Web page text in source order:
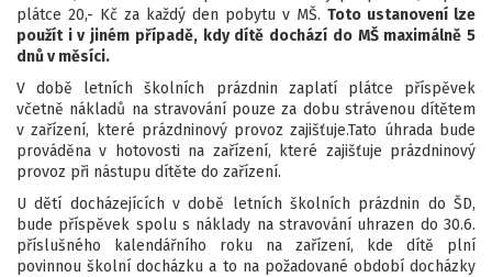
plátce 20,- Kč za každý den pobytu v MŠ. Toto ustanovení lze
použít i v jiném případě, kdy dítě dochází do MŠ maximálně 5
dnů v měsíci.
V době letních školních prázdnin zaplatí plátce příspěvek
včetně nákladů na stravování pouze za dobu strávenou dítětem
v zařízení, které prázdninový provoz zajišťuje.Tato úhrada bude
prováděna v hotovosti na zařízení, které zajišťuje prázdninový
provoz při nástupu dítěte do zařízení.
U dětí docházejících v době letních školních prázdnin do ŠD,
bude příspěvek spolu s náklady na stravování uhrazen do 30.6.
příslušného kalendářního roku na zařízení, kde dítě plní
povinnou školní docházku a to na požadované období docházky